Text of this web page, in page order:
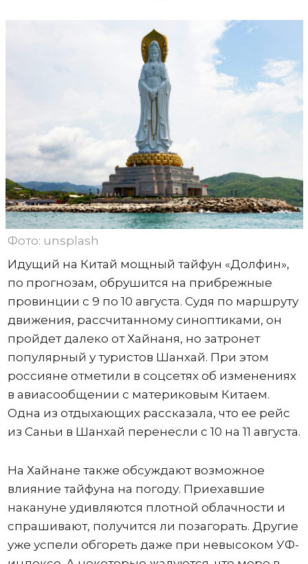
Фото: unsplash
Идущий на Китай мощный тайфун «Долфин»,
по прогнозам, обрушится на прибрежные
провинции с 9 по 10 августа. Судя по маршруту
движения, рассчитанному синоптиками, он
пройдет далеко от Хайнаня, но затронет
популярный у туристов Шанхай. При этом
россияне отметили в соцсетях об изменениях
в авиасообщении с материковым Китаем.
Одна из отдыхающих рассказала, что ее рейс
из Саньи в Шанхай перенесли с 10 на 11 августа.
На Хайнане также обсуждают возможное
влияние тайфуна на погоду. Приехавшие
накануне удивляются плотной облачности и
спрашивают, получится ли позагорать. Другие
уже успели обгореть даже при невысоком УФ-